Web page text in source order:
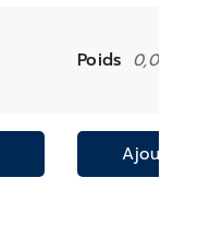
Poids 0,05 kg
Ajouter